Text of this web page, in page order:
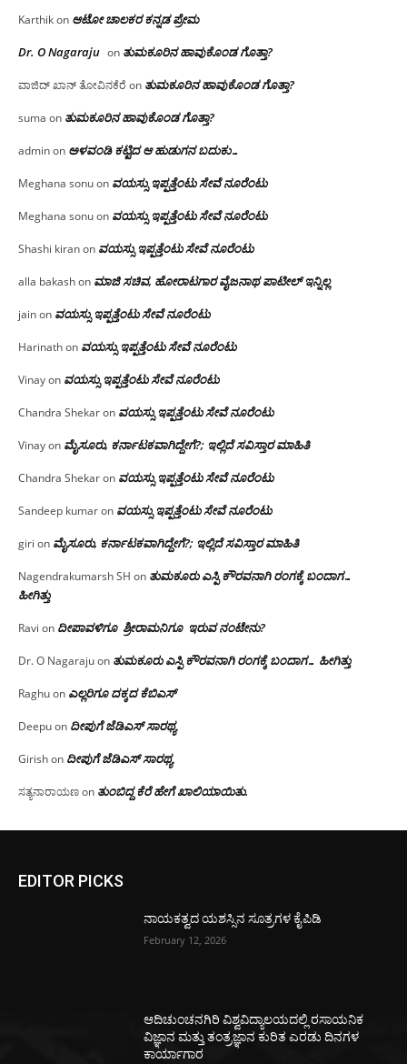
Karthikon ಆಟೋ ಚಾಲಕರ ಕನ್ನಡ ಪ್ರೇಮ
Dr. O Nagaraju on ತುಮಕೂರಿನ ಹಾವುಕೊಂಡ ಗೊತ್ತಾ?
ವಾಜಿದ್ ಖಾನ್ ತೋವಿನಕೆರೆ on ತುಮಕೂರಿನ ಹಾವುಕೊಂಡ ಗೊತ್ತಾ?
suma on ತುಮಕೂರಿನ ಹಾವುಕೊಂಡ ಗೊತ್ತಾ?
adminon ಅಳವಂಡಿ ಕಟ್ಟಿದ ಆ ಹುಡುಗನ ಬದುಕು…
Meghana sonuon ವಯಸ್ಸು ಇಪ್ಪತ್ತೆಂಟು ಸೇವೆ ನೂರೆಂಟು
Meghana sonuon ವಯಸ್ಸು ಇಪ್ಪತ್ತೆಂಟು ಸೇವೆ ನೂರೆಂಟು
Shashi kiranon ವಯಸ್ಸು ಇಪ್ಪತ್ತೆಂಟು ಸೇವೆ ನೂರೆಂಟು
alla bakashon ಮಾಜಿ ಸಚಿವ, ಹೋರಾಟಗಾರ ವೈಜನಾಥ ಪಾಟೀಲ್ ಇನ್ನಿಲ್ಲ
jainon ವಯಸ್ಸು ಇಪ್ಪತ್ತೆಂಟು ಸೇವೆ ನೂರೆಂಟು
Harinathon ವಯಸ್ಸು ಇಪ್ಪತ್ತೆಂಟು ಸೇವೆ ನೂರೆಂಟು
Vinayon ವಯಸ್ಸು ಇಪ್ಪತ್ತೆಂಟು ಸೇವೆ ನೂರೆಂಟು
Chandra Shekaron ವಯಸ್ಸು ಇಪ್ಪತ್ತೆಂಟು ಸೇವೆ ನೂರೆಂಟು
Vinayon ಮೈಸೂರು, ಕರ್ನಾಟಕವಾಗಿದ್ದೇಗೆ?; ಇಲ್ಲಿದೆ ಸವಿಸ್ತಾರ ಮಾಹಿತಿ
Chandra Shekaron ವಯಸ್ಸು ಇಪ್ಪತ್ತೆಂಟು ಸೇವೆ ನೂರೆಂಟು
Sandeep kumaron ವಯಸ್ಸು ಇಪ್ಪತ್ತೆಂಟು ಸೇವೆ ನೂರೆಂಟು
giri on ಮೈಸೂರು, ಕರ್ನಾಟಕವಾಗಿದ್ದೇಗೆ?; ಇಲ್ಲಿದೆ ಸವಿಸ್ತಾರ ಮಾಹಿತಿ
Nagendrakumarsh SH on ತುಮಕೂರು ಎಸ್ಪಿ ಕೌರವನಾಗಿ ರಂಗಕ್ಕೆ ಬಂದಾಗ…
ಹೀಗಿತ್ತು
Ravi on ದೀಪಾವಳಿಗೂ ಶ್ರೀರಾಮನಿಗೂ ಇರುವ ನಂಟೇನು?
Dr. O Nagarajuon ತುಮಕೂರು ಎಸ್ಪಿ ಕೌರವನಾಗಿ ರಂಗಕ್ಕೆ ಬಂದಾಗ… ಹೀಗಿತ್ತು
Raghuon ಎಲ್ಲರಿಗೂ ದಕ್ಕದ ಕೆಬಿಎಸ್
Deepuon ದೀಪುಗೆ ಜೆಡಿಎಸ್ ಸಾರಥ್ಯ
Girishon ದೀಪುಗೆ ಜೆಡಿಎಸ್ ಸಾರಥ್ಯ
ಸತ್ಯನಾರಾಯಣon ತುಂಬಿದ್ದ ಕೆರೆ ಹೇಗೆ ಖಾಲಿಯಾಯಿತು.
EDITOR PICKS
ನಾಯಕತ್ವದ ಯಶಸ್ಸಿನ ಸೂತ್ರಗಳ ಕೈಪಿಡಿ
February 12, 2026
ಆದಿಚುಂಚನಗಿರಿ ವಿಶ್ವವಿದ್ಯಾಲಯದಲ್ಲಿ ರಸಾಯನಿಕ
ವಿಜ್ಞಾನ ಮತ್ತು ತಂತ್ರಜ್ಞಾನ ಕುರಿತ ಎರಡು ದಿನಗಳ
ಕಾರ್ಯಾಗಾರ